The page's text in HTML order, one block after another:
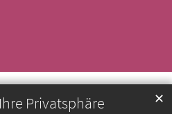
Privatsphäre ✕